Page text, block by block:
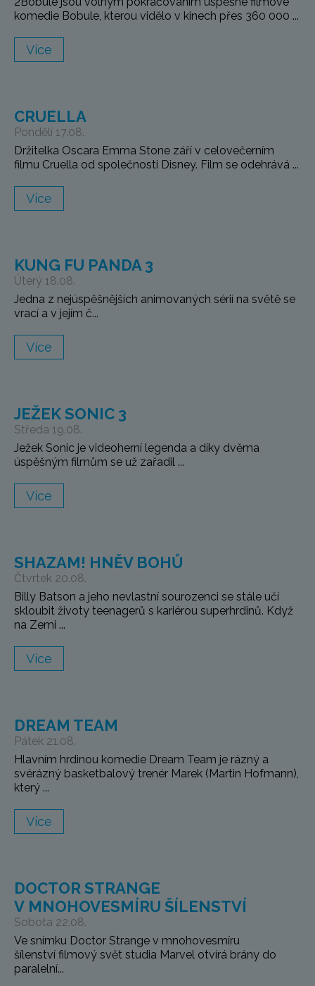
komedie Bobule, kterou vidělo v kinech přes 360 000 ...
Více
CRUELLA
Pondělí 17.08.
Držitelka Oscara Emma Stone září v celovečerním
filmu Cruella od společnosti Disney. Film se odehrává ...
Více
KUNG FU PANDA 3
Úterý 18.08.
Jedna z nejúspěšnějších animovaných sérií na světě se
vrací a v jejím č...
Více
JEŽEK SONIC 3
Středa 19.08.
Ježek Sonic je videoherní legenda a díky dvěma
úspěšným filmům se už zařadil ...
Více
SHAZAM! HNĚV BOHŮ
Čtvrtek 20.08.
Billy Batson a jeho nevlastní sourozenci se stále učí
skloubit životy teenagerů s kariérou superhrdinů. Když
na Zemi ...
Více
DREAM TEAM
Pátek 21.08.
Hlavním hrdinou komedie Dream Team je rázný a
svérázný basketbalový trenér Marek (Martin Hofmann),
který ...
Více
DOCTOR STRANGE
V MNOHOVESMÍRU ŠÍLENSTVÍ
Sobota 22.08.
Ve snímku Doctor Strange v mnohovesmíru
šílenství filmový svět studia Marvel otvírá brány do
paralelní...